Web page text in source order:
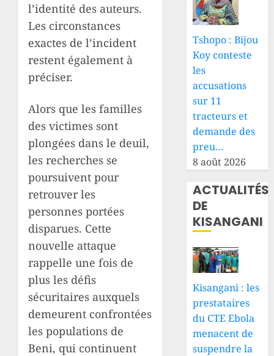
l’identité des auteurs.
Les circonstances
exactes de l’incident
restent également à
préciser.
Alors que les familles
des victimes sont
plongées dans le deuil,
les recherches se
poursuivent pour
retrouver les
personnes portées
disparues. Cette
nouvelle attaque
rappelle une fois de
plus les défis
sécuritaires auxquels
demeurent confrontées
les populations de
Beni, qui continuent
Tshopo : Bijou
Koy conteste
les
accusations
sur 11
tracteurs et
demande des
preu…
8 août 2026
ACTUALITÉS
DE
KISANGANI
Kisangani : les
prestataires
du CTE Ebola
menacent de
suspendre la